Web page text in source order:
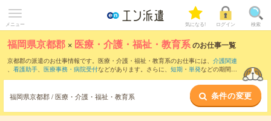
メニュー 気になる! ログイン 検索
福岡県京都郡 × 医療・介護・福祉・教育系のお仕事一覧
京都郡の派遣のお仕事情報です。医療・介護・福祉・教育系のお仕事には、 介護関連
、 看護助手、 医療事務・病院受付などがあります。さらに、 短期 ・ 単発などの期間
福岡県京都郡 / 医療・介護・福祉・教育系 条件の変更